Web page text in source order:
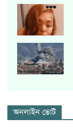
অনলাইন ভোট